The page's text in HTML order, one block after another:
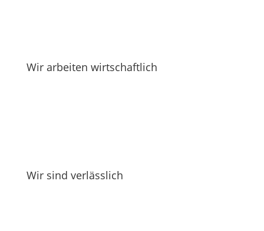
Wir arbeiten wirtschaftlich
Wir sind verlässlich